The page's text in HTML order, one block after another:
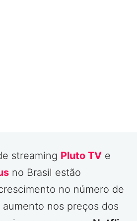
streaming Pluto TV e
no Brasil estão
no número de
aumento nos preços dos